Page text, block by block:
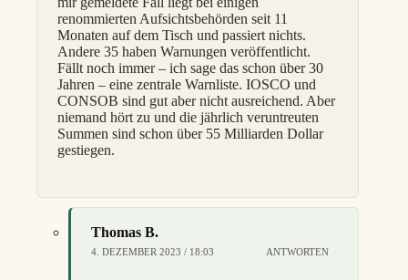
renommierten Aufsichtsbehörden seit 11
Monaten auf dem Tisch und passiert nichts.
Andere 35 haben Warnungen veröffentlicht.
Fällt noch immer – ich sage das schon über 30
Jahren – eine zentrale Warnliste. IOSCO und
CONSOB sind gut aber nicht ausreichend. Aber
niemand hört zu und die jährlich veruntreuten
Summen sind schon über 55 Milliarden Dollar
gestiegen.
Thomas B.
4. DEZEMBER 2023 / 18:03 ANTWORTEN